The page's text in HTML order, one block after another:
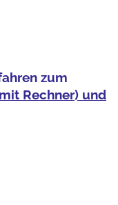
zum
Rechner) und